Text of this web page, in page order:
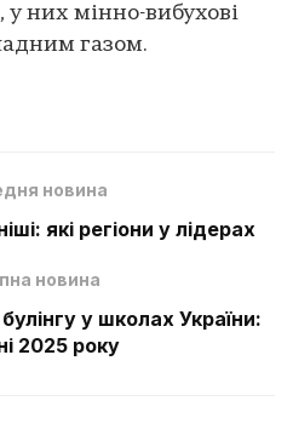
у них мінно-вибухові
газом.
новина
які регіони у лідерах
новина
у школах України:
2025 року